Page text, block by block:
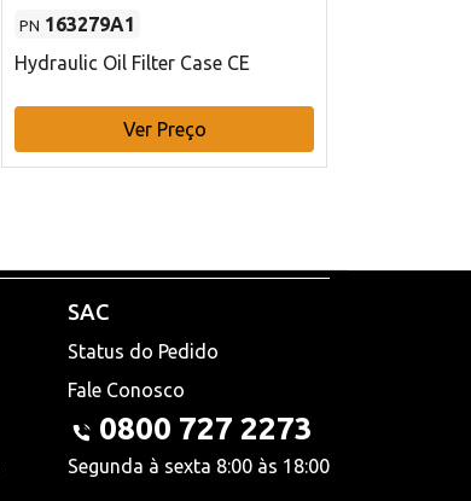
PN 163279A1
Hydraulic Oil Filter Case CE
Ver Preço
SAC
Status do Pedido
Fale Conosco
0800 727 2273
Segunda à sexta 8:00 às 18:00